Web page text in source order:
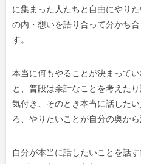
に集まった人たちと自由にやり
の内・想いを語り合って分かち
す。
本当に何もやることが決まって
と、普段は余計なことを考えた
気付き、そのとき本当に話した
ろ、やりたいことが自分の奥から
自分が本当に話したいことを話